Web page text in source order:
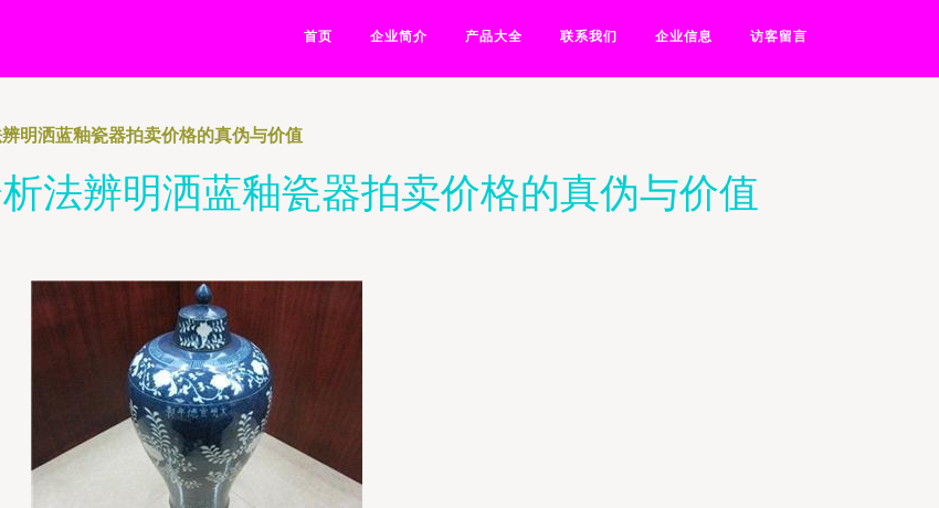
首页 企业简介 产品大全 联系我们 企业信息 访客留言
明洒蓝釉瓷器拍卖价格的真伪与价值
法辨明洒蓝釉瓷器拍卖价格的真伪与价值